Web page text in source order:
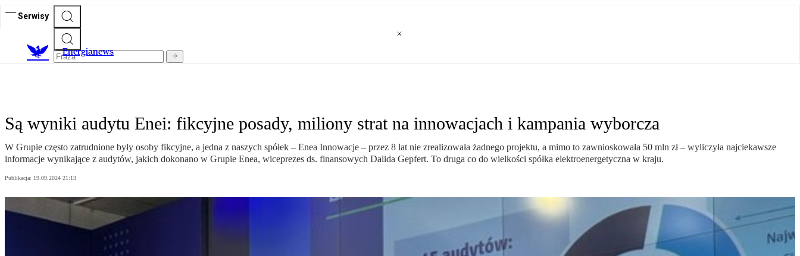
Serwisy
Energianews
Są wyniki audytu Enei: fikcyjne posady, miliony strat na innowacjach i kampania wyborcza
W Grupie często zatrudnione były osoby fikcyjne, a jedna z naszych spółek – Enea Innowacje – przez 8 lat nie zrealizowała żadnego projektu, a mimo to zawnioskowała 50 mln zł – wyliczyła najciekawsze
informacje wynikające z audytów, jakich dokonano w Grupie Enea, wiceprezes ds. finansowych Dalida Gepfert. To druga co do wielkości spółka elektroenergetyczna w kraju.
Publikacja: 19.09.2024 21:13